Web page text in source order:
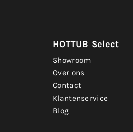
HOTTUB Select
Showroom
Over ons
Contact
Klantenservice
Blog